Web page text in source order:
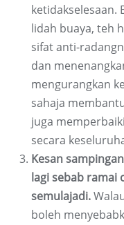
ketidakselesaan.
lidah buaya, teh
sifat anti-
dan
mengurangkan
sahaja
juga
secara
Kesan
lagi sebab ramai
semulajadi.
boleh